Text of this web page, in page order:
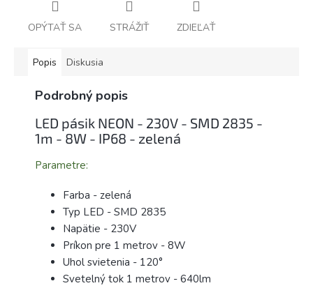
OPÝTAŤ SA STRÁŽIŤ ZDIEĽAŤ
Popis Diskusia
Podrobný popis
LED pásik NEON - 230V - SMD 2835 -
1m - 8W - IP68 - zelená
Parametre:
Farba - zelená
Typ LED - SMD 2835
Napätie - 230V
Príkon pre 1 metrov - 8W
Uhol svietenia - 120°
Svetelný tok 1 metrov - 640lm